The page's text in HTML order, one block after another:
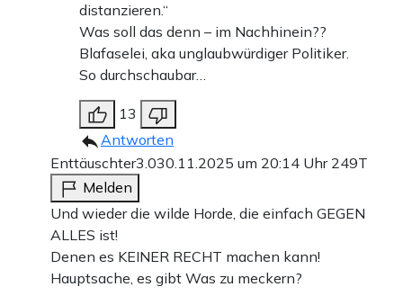
distanzieren.​“
Was soll das denn – im Nachhinein??
Blafaselei, aka unglaubwürdiger Politiker.
So durchschaubar…
13
Antworten
Enttäuschter3.030.11.2025 um 20:14 Uhr 249T
Melden
Und wieder die wilde Horde, die einfach GEGEN
ALLES ist!
Denen es KEINER RECHT machen kann!
Hauptsache, es gibt Was zu meckern?